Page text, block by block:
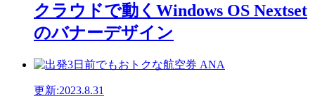
クラウドで動くWindows OS Nextset
のバナーデザイン
更新:2023.8.31